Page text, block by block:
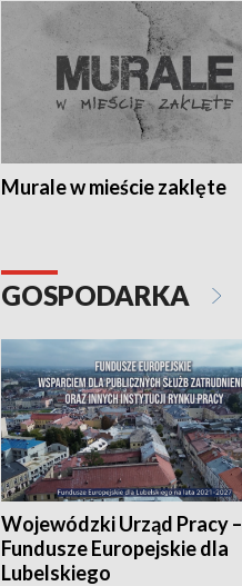
Murale w mieście zaklęte
GOSPODARKA
Wojewódzki Urząd Pracy –
Fundusze Europejskie dla
Lubelskiego